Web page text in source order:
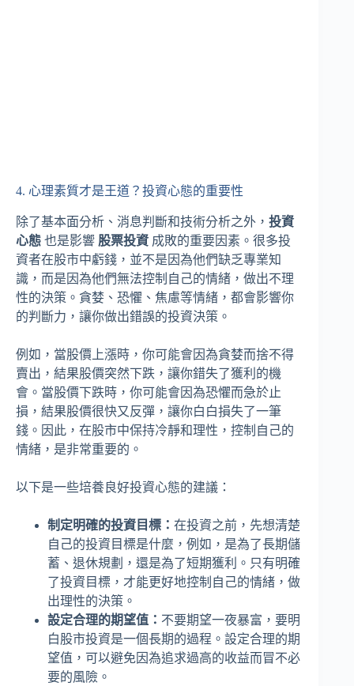
4. 心理素質才是王道？投資心態的重要性
除了基本面分析、消息判斷和技術分析之外， 投資
心態 也是影響 股票投資 成敗的重要因素。很多投
資者在股市中虧錢，並不是因為他們缺乏專業知
識，而是因為他們無法控制自己的情緒，做出不理
性的決策。貪婪、恐懼、焦慮等情緒，都會影響你
的判斷力，讓你做出錯誤的投資決策。
例如，當股價上漲時，你可能會因為貪婪而捨不得
賣出，結果股價突然下跌，讓你錯失了獲利的機
會。當股價下跌時，你可能會因為恐懼而急於止
損，結果股價很快又反彈，讓你白白損失了一筆
錢。因此，在股市中保持冷靜和理性，控制自己的
情緒，是非常重要的。
以下是一些培養良好投資心態的建議：
制定明確的投資目標： 在投資之前，先想清楚
自己的投資目標是什麼，例如，是為了長期儲
蓄、退休規劃，還是為了短期獲利。只有明確
了投資目標，才能更好地控制自己的情緒，做
出理性的決策。
設定合理的期望值： 不要期望一夜暴富，要明
白股市投資是一個長期的過程。設定合理的期
望值，可以避免因為追求過高的收益而冒不必
要的風險。